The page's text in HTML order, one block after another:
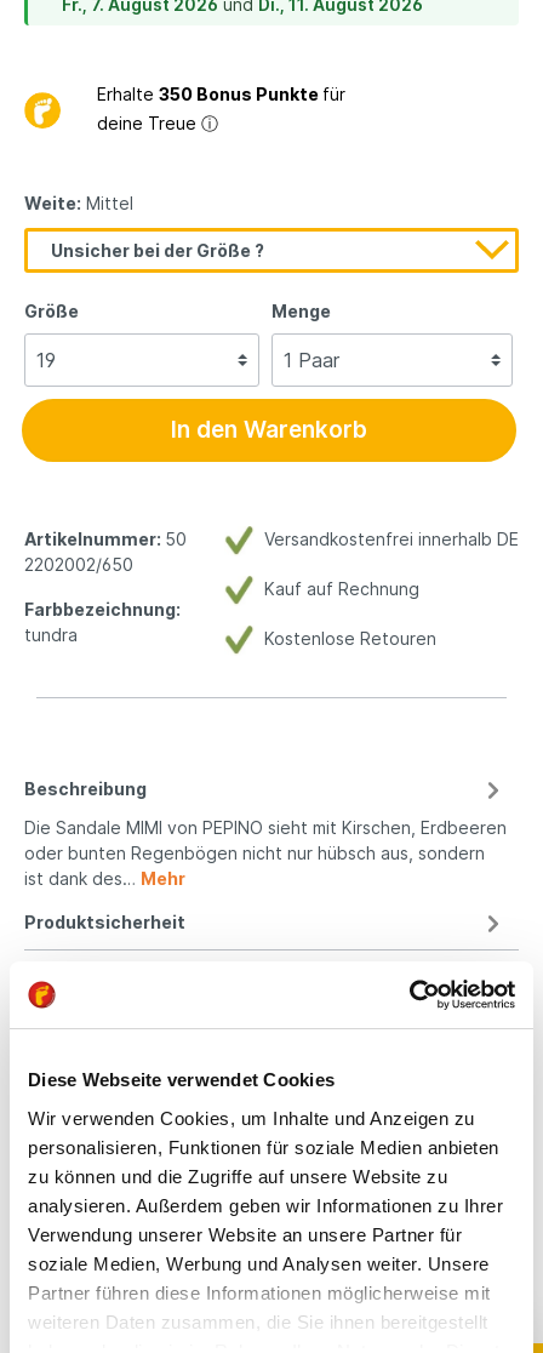
Diese Webseite verwendet Cookies
Wir verwenden Cookies, um Inhalte und Anzeigen zu
personalisieren, Funktionen für soziale Medien anbieten
zu können und die Zugriffe auf unsere Website zu
analysieren. Außerdem geben wir Informationen zu Ihrer
Verwendung unserer Website an unsere Partner für
soziale Medien, Werbung und Analysen weiter. Unsere
Partner führen diese Informationen möglicherweise mit
weiteren Daten zusammen, die Sie ihnen bereitgestellt
Fr., 7. August 2026 und Di., 11. August 2026
Erhalte 350 Bonus Punkte für
deine Treue ⓘ
Weite: Mittel
Unsicher bei der Größe ?
Größe Menge
In den Warenkorb
Versandkostenfrei innerhalb DE
Kauf auf Rechnung
Kostenlose Retouren
Artikelnummer: 50
2202002/650
Farbbezeichnung:
tundra
Beschreibung
Die Sandale MIMI von PEPINO sieht mit Kirschen, Erdbeeren
oder bunten Regenbögen nicht nur hübsch aus, sondern
ist dank des… Mehr
Produktsicherheit
Passform
All unsere Schuhe sind
von Kindern
ausgerichtet. Sie
bieten optimalen Halt,
fördern die natürliche
Fußentwicklung und
sind aus